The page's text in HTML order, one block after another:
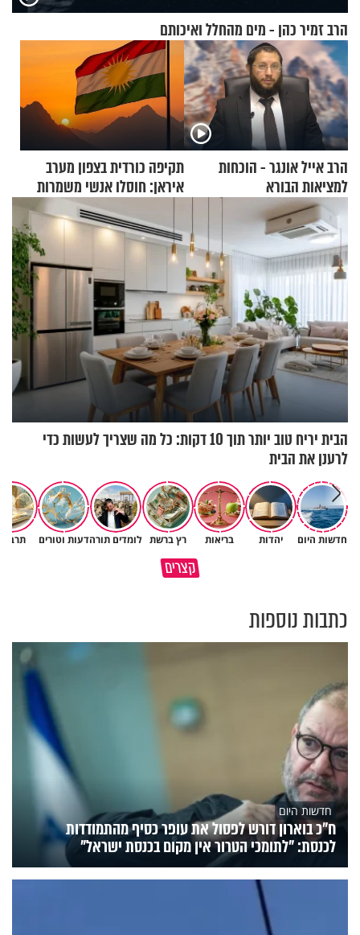
הרב זמיר כהן - מים מהחלל ואיכותם
הרב אייל אונגר - הוכחות
למציאות הבורא
תקיפה כורדית בצפון מערב
איראן: חוסלו אנשי משמרות
הבית יריח טוב יותר תוך 10 דקות: כל מה שצריך לעשות כדי
לרענן את הבית
חדשות היום יהדות בריאות רץ ברשת לומדים תורהדעות וטורים
קצרים
כל אחד מאיתנו הוא עולם ומלואו
למה אנחנו לא רואים את
כתבות נוספות
חדשות היום
ח״כ בוארון דורש לפסול את עופר כסיף מהתמודדות
לכנסת: "לתומכי הטרור אין מקום בכנסת ישראל"